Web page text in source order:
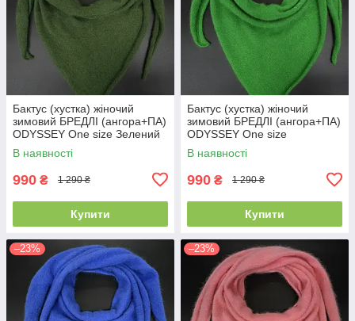
Бактус (хустка) жіночий
зимовий БРЕДЛІ (ангора+ПА)
ODYSSEY One size Зелений
14509
В наявності
990 ₴ 1 290 ₴
Купити
Бактус (хустка) жіночий
зимовий БРЕДЛІ (ангора+ПА)
ODYSSEY One size
Салатовий 14506
В наявності
990 ₴ 1 290 ₴
Купити
–23% –23%